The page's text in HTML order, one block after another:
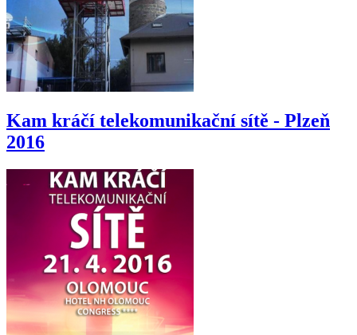
Kam kráčí telekomunikační sítě - Plzeň
2016